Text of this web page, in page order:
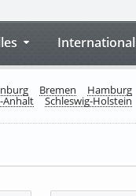
International
Bremen Hamburg
Anhalt Schleswig-Holstein